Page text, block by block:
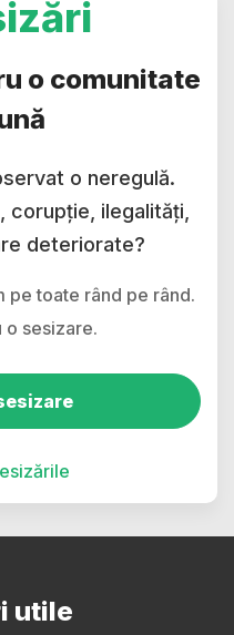
o comunitate
o neregulă.
corupție, ilegalități,
deteriorate?
pe toate rând pe rând.
o sesizare.
utile